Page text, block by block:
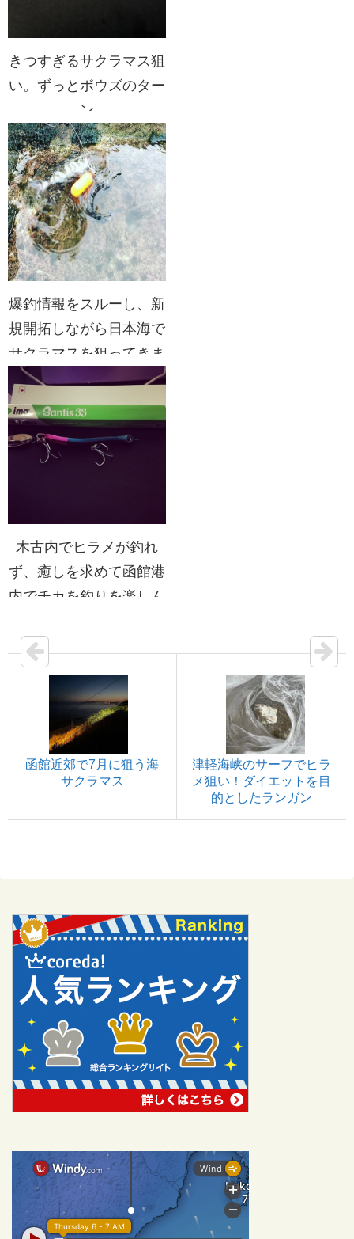
きつすぎるサクラマス狙
い。ずっとボウズのター
ン
爆釣情報をスルーし、新
規開拓しながら日本海で
サクラマスを狙ってきま
した。吹雪くな！ゴラァ
ーーー
木古内でヒラメが釣れ
ず、癒しを求めて函館港
内でチカを釣りを楽しん
函館近郊で7月に狙う海
サクラマス
津軽海峡のサーフでヒラ
メ狙い！ダイエットを目
的としたランガン